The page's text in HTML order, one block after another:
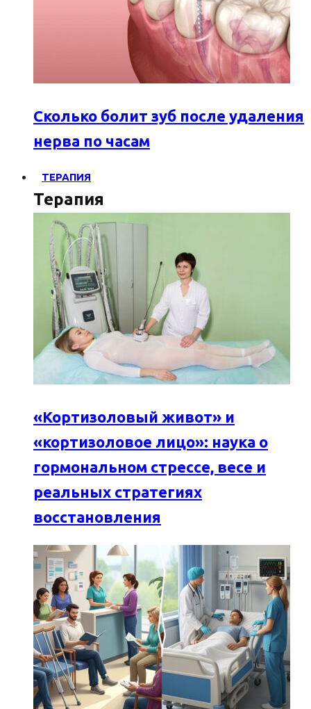
Сколько болит зуб после удаления
нерва по часам
ТЕРАПИЯ
Терапия
«Кортизоловый живот» и
«кортизоловое лицо»: наука о
гормональном стрессе, весе и
реальных стратегиях
восстановления